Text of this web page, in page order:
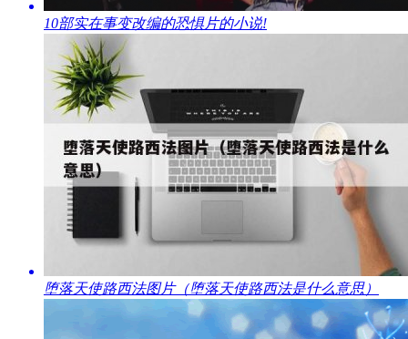
​10部实在事变改编的恐惧片的小说!
​堕落天使路西法图片（堕落天使路西法是什么意思）